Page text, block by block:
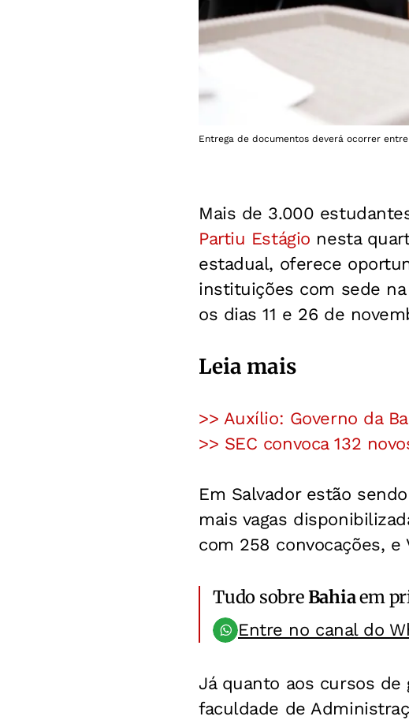
Entrega de documentos deverá ocorrer
Mais de 3.000
Partiu Estágio nesta
estadual, oferece
instituições com sede
os dias 11 e 26 de
Leia mais
>> Auxílio: Governo da
>> SEC convoca 132
Em Salvador estão
mais vagas
com 258 convocações, e
Tudo sobreBahiaem
Entre no canal do
Já quanto aos cursos de
faculdade de